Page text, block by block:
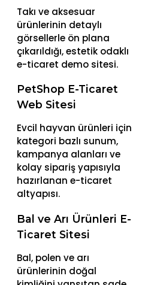
Takı ve aksesuar
ürünlerinin detaylı
görsellerle ön plana
çıkarıldığı, estetik odaklı
e-ticaret demo sitesi.
PetShop E-Ticaret
Web Sitesi
Evcil hayvan ürünleri için
kategori bazlı sunum,
kampanya alanları ve
kolay sipariş yapısıyla
hazırlanan e-ticaret
altyapısı.
Bal ve Arı Ürünleri E-
Ticaret Sitesi
Bal, polen ve arı
ürünlerinin doğal